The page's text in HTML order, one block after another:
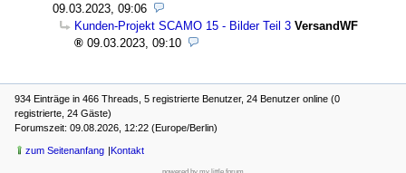
09.03.2023, 09:06
Kunden-Projekt SCAMO 15 - Bilder Teil 3 VersandWF
09.03.2023, 09:10
934 Einträge in 466 Threads, 5 registrierte Benutzer, 24 Benutzer online (0
registrierte, 24 Gäste)
Forumszeit: 09.08.2026, 12:22 (Europe/Berlin)
zum Seitenanfang Kontakt